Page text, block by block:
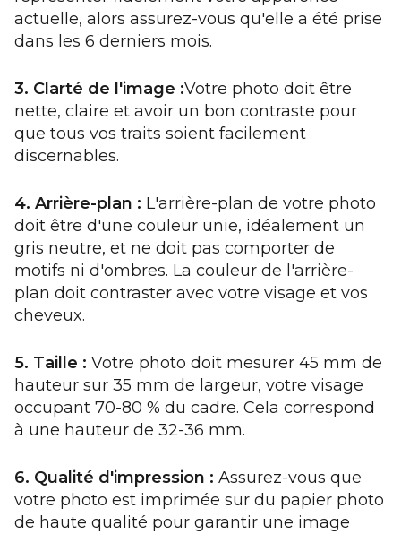
actuelle, alors assurez-vous qu'elle a été prise
dans les 6 derniers mois.
3. Clarté de l'image :Votre photo doit être
nette, claire et avoir un bon contraste pour
que tous vos traits soient facilement
discernables.
4. Arrière-plan : L'arrière-plan de votre photo
doit être d'une couleur unie, idéalement un
gris neutre, et ne doit pas comporter de
motifs ni d'ombres. La couleur de l'arrière-
plan doit contraster avec votre visage et vos
cheveux.
5. Taille : Votre photo doit mesurer 45 mm de
hauteur sur 35 mm de largeur, votre visage
occupant 70-80 % du cadre. Cela correspond
à une hauteur de 32-36 mm.
6. Qualité d'impression : Assurez-vous que
votre photo est imprimée sur du papier photo
de haute qualité pour garantir une image